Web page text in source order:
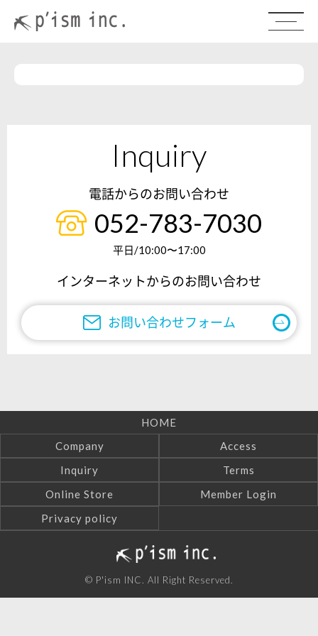
Inquiry
電話からのお問い合わせ
052-783-7030
平日/10:00〜17:00
インターネットからのお問い合わせ
お問い合わせフォーム
HOME
Company
Access
Inquiry
Terms
Online Store
Member Login
Privacy policy
© P'ism INC. All Right Reserved.